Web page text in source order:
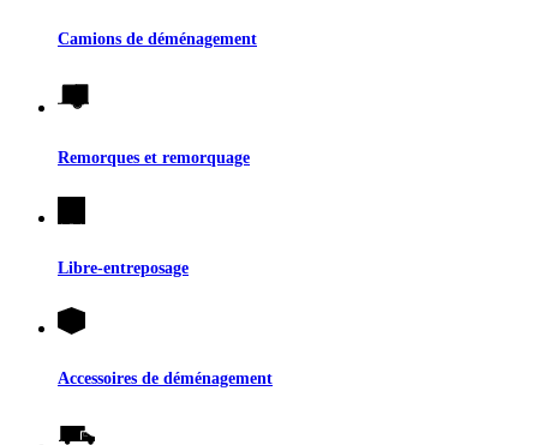
Camions de déménagement
Remorques et remorquage
Libre-entreposage
Accessoires de déménagement